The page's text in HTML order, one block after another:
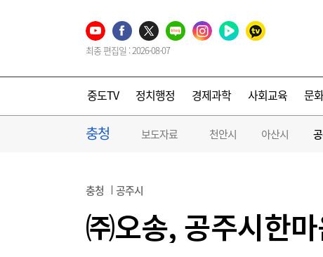
최종 편집일 : 2026-08-07
중도TV 정치행정 경제과학 사회교육 문화
충청 보도자료 천안시 아산시
충청 공주시
㈜오송, 공주시한